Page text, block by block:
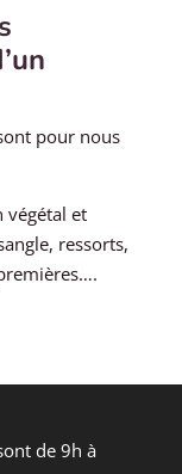
pour nous
végétal et
ressorts,
de 9h à